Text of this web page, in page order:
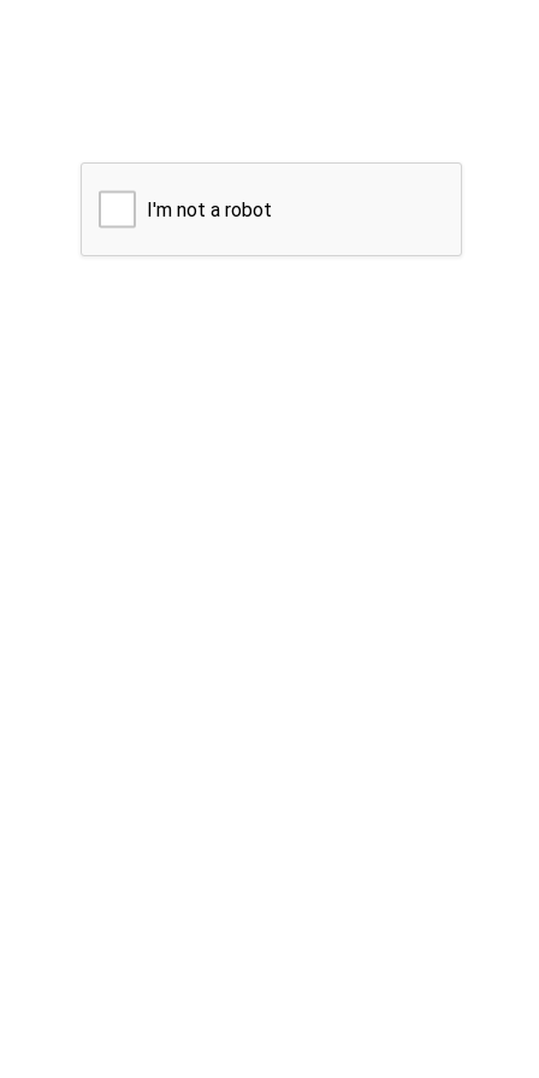
I'm not a robot